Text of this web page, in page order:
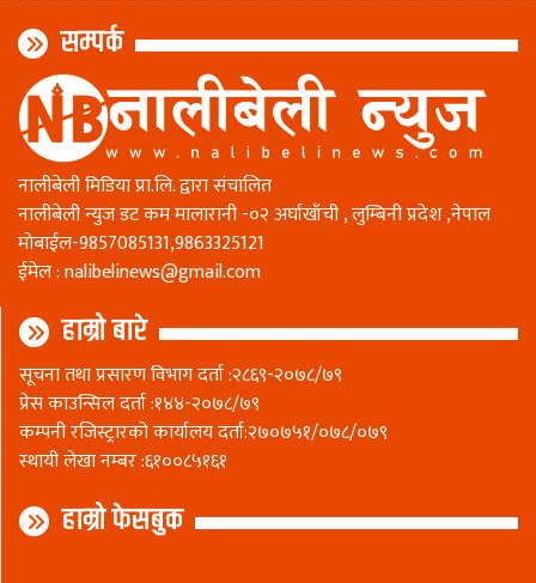
सम्पर्क
नालीबेली मिडिया प्रा.लि. द्वारा संचालित
नालीबेली न्युज डट कम मालारानी -०२ अर्घाखाँची , लुम्बिनी प्रदेश ,नेपाल
माेबाईल-9857085131,9863325121
ईमेल :nalibelinews@gmail.com
हाम्रो बारे
सूचना तथा प्रसारण विभाग दर्ता :२८६९-२०७८/७९
प्रेस काउन्सिल दर्ता :१४४-२०७८/७९
कम्पनी रजिस्ट्रारकाे कार्यालय दर्ता:२७०७५१/०७८/०७९
स्थायी लेखा नम्बर :६१००८५१६१
हाम्रो फेसबुक